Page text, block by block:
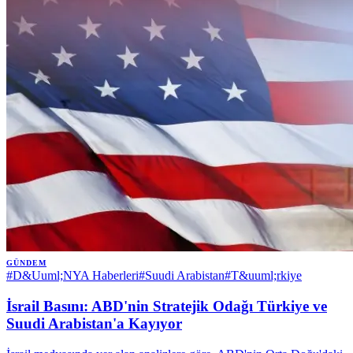
GÜNDEM
#D&Uuml;NYA Haberleri#Suudi Arabistan#T&uuml;rkiye
İsrail Basını: ABD'nin Stratejik Odağı Türkiye ve
Suudi Arabistan'a Kayıyor